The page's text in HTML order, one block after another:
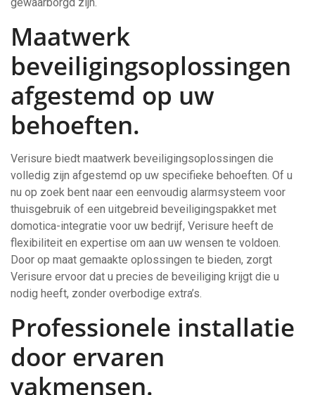
Maatwerk
beveiligingsoplossingen
afgestemd op uw
behoeften.
Verisure biedt maatwerk beveiligingsoplossingen die
volledig zijn afgestemd op uw specifieke behoeften. Of u
nu op zoek bent naar een eenvoudig alarmsysteem voor
thuisgebruik of een uitgebreid beveiligingspakket met
domotica-integratie voor uw bedrijf, Verisure heeft de
flexibiliteit en expertise om aan uw wensen te voldoen.
Door op maat gemaakte oplossingen te bieden, zorgt
Verisure ervoor dat u precies de beveiliging krijgt die u
nodig heeft, zonder overbodige extra’s.
Professionele installatie
door ervaren
vakmensen.